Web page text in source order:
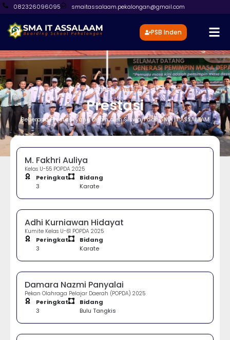
082326096095 smaitassalaam.pekalongan@gmail.com
PSB Inden
Beranda Prestasi
Prestasi
Beberapa Prestasi yang Diraih oleh Siswa/i dari SMA IT ASSALAAM
M. Fakhri Auliya
Kelas U-55 POPDA 2025
Peringkat
3
Bidang
Karate
Adhi Kurniawan Hidayat
Kumite Kelas U-61 POPDA 2025
Peringkat
3
Bidang
Karate
Damara Nazmi Panyalai
Pekan Olahraga Pelajar Daerah (POPDA) 2025
Peringkat
3
Bidang
Bulu Tangkis